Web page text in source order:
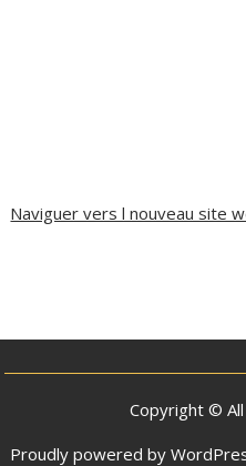
Naviguer vers l nouveau site
Copyright ©
Proudly powered by